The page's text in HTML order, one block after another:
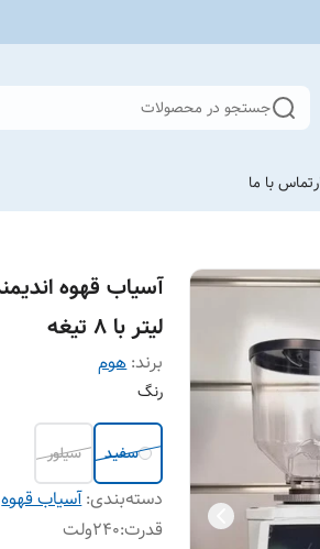
جستجو در محصولات
تماس با ما
لیتر با ۸ تیغه
برند:هوم
رنگ
سفید سیلور
دسته‌بندی:آسیاب قهوه
قدرت:۲۴۰ولت